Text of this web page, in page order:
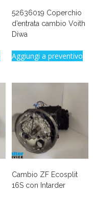
52636019 Coperchio
d’entrata cambio Voith
Diwa
Aggiungi a preventivo
Cambio ZF Ecosplit
16S con Intarder